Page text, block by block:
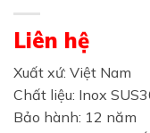
Liên hệ
Xuất xứ: Việt Nam
Chất liệu: Inox
Bảo hành: 12 năm